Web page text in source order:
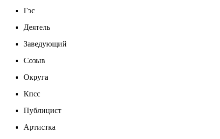
Гэс
Деятель
Заведующий
Созыв
Округа
Кпсс
Публицист
Артистка